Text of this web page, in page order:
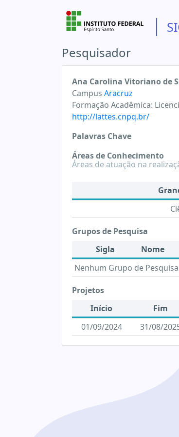
Pesquisador
Ana Carolina Vitoriano de
Campus Aracruz
Formação Acadêmica:
http://lattes.cnpq.br/
Palavras Chave
Áreas de Conhecimento
Áreas de atuação na
Grupos de Pesquisa
Sigla
Nome
Nenhum Grupo de
Projetos
Início
Fim
01/09/2024
31/08/